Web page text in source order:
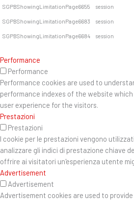
SGPBShowingLimitationPage6655
session
SGPBShowingLimitationPage6683
session
SGPBShowingLimitationPage6684
session
Performance
Performance
Performance cookies are used to
performance indexes of the website
user experience for the visitors.
Prestazioni
Prestazioni
I cookie per le prestazioni vengono
analizzare gli indici di prestazione chiave
offrire ai visitatori un'esperienza utente
Advertisement
Advertisement
Advertisement cookies are used to